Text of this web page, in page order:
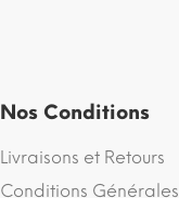
Nos Conditions
Livraisons et Retours
Conditions Générales